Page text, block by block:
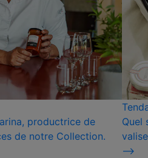
productrice de
de notre Collection.
Quel
⟶